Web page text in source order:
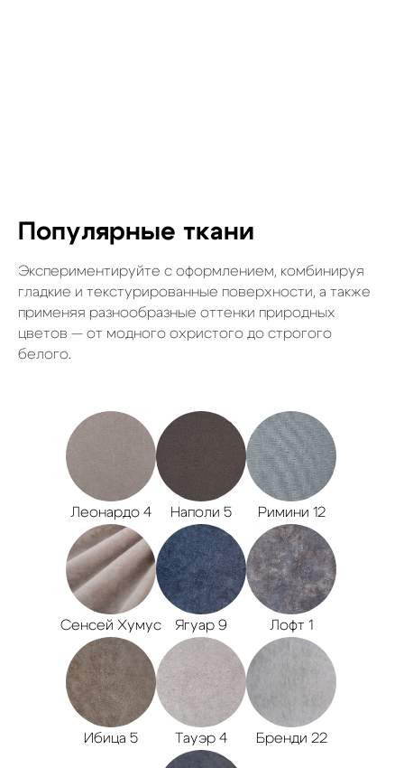
Популярные ткани
Экспериментируйте с оформлением, комбинируя
гладкие и текстурированные поверхности, а также
применяя разнообразные оттенки природных
цветов — от модного охристого до строгого
белого.
Леонардо 4 Наполи 5 Римини 12
Сенсей Хумус Ягуар 9 Лофт 1
Ибица 5 Тауэр 4 Бренди 22